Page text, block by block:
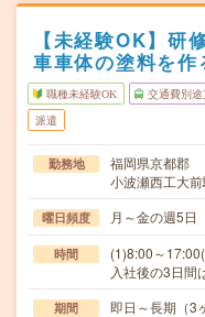
【未経験OK】研
車車体の塗料を作
職種未経験OK 交通費別途
派遣
勤務地
福岡県京都郡
小波瀬西工大
曜日頻度 月～金の週5日
時間
(1)8:00～
入社後の3日
期間 即日～長期（